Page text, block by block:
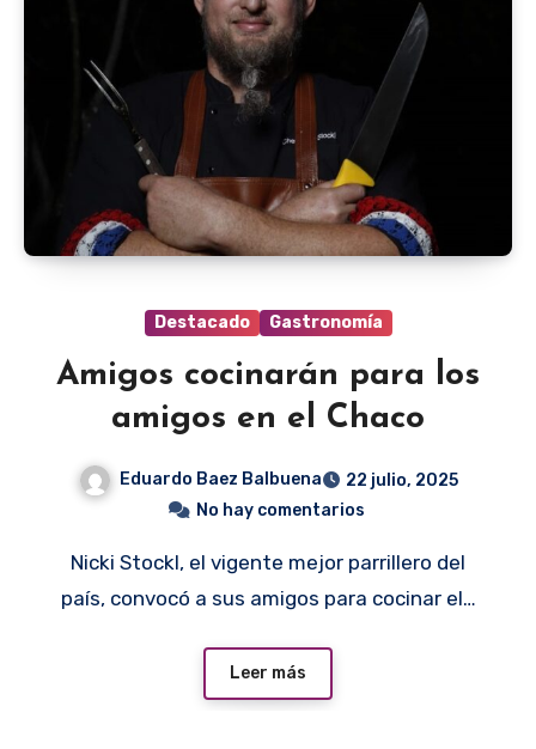
Destacado Gastronomía
Amigos cocinarán para los
amigos en el Chaco
Eduardo Baez Balbuena
22 julio, 2025
No hay comentarios
Nicki Stockl, el vigente mejor parrillero del
país, convocó a sus amigos para cocinar el…
Leer más